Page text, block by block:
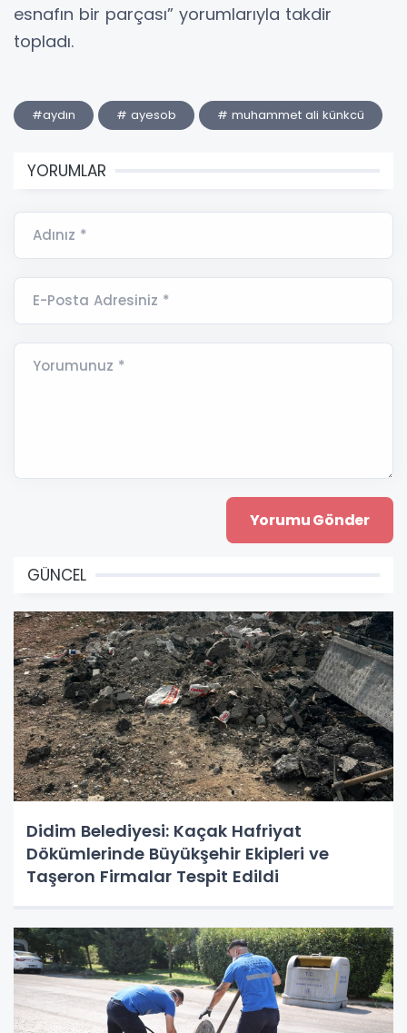
esnafın bir parçası” yorumlarıyla takdir
topladı.
#aydın # ayesob # muhammet ali künkcü
YORUMLAR
Adınız *
E-Posta Adresiniz *
Yorumunuz *
GÜNCEL
Didim Belediyesi: Kaçak Hafriyat
Dökümlerinde Büyükşehir Ekipleri ve
Taşeron Firmalar Tespit Edildi